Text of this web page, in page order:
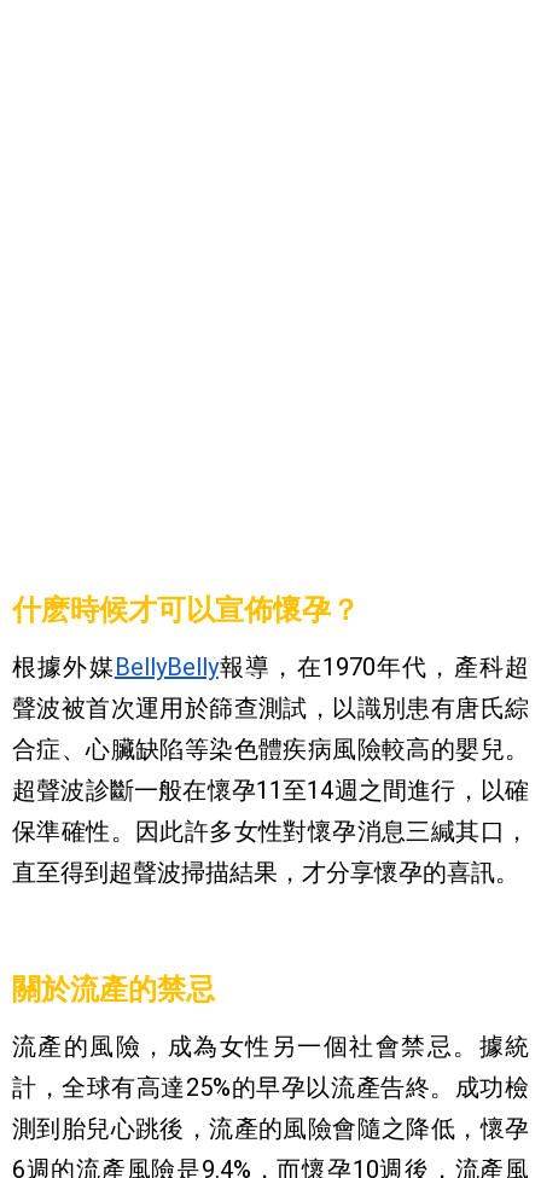
什麽時候才可以宣佈懷孕？
根據外媒BellyBelly報導，在1970年代，產科超
聲波被首次運用於篩查測試，以識別患有唐氏綜
合症、心臟缺陷等染色體疾病風險較高的嬰兒。
超聲波診斷一般在懷孕11至14週之間進行，以確
保準確性。因此許多女性對懷孕消息三緘其口，
直至得到超聲波掃描結果，才分享懷孕的喜訊。
關於流產的禁忌
流產的風險，成為女性另一個社會禁忌。據統
計，全球有高達25%的早孕以流產告終。成功檢
測到胎兒心跳後，流產的風險會隨之降低，懷孕
6週的流產風險是9.4%，而懷孕10週後，流產風